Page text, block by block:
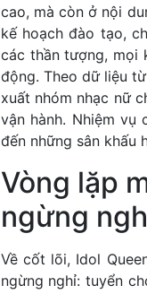
cao, mà còn ở nội
kế hoạch đào tạo,
các thần tượng, mọi
động. Theo dữ liệu từ
xuất nhóm nhạc nữ
vận hành. Nhiệm
đến những sân khấu
Vòng lặp
ngừng
Về cốt lõi, Idol
ngừng nghỉ: tuyển